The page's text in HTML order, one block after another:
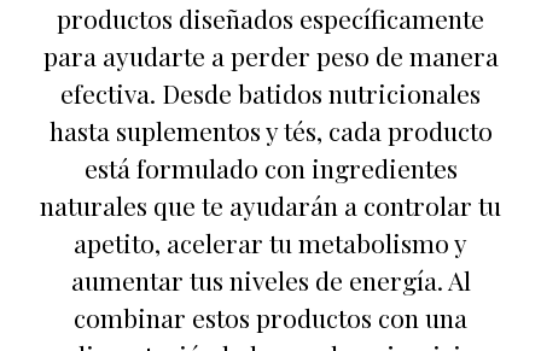
productos diseñados específicamente
para ayudarte a perder peso de manera
efectiva. Desde batidos nutricionales
hasta suplementos y tés, cada producto
está formulado con ingredientes
naturales que te ayudarán a controlar tu
apetito, acelerar tu metabolismo y
aumentar tus niveles de energía. Al
combinar estos productos con una